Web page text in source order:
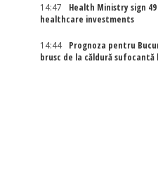
14:47
Health Ministry sign
healthcare investments
14:44
Prognoza pentru
brusc de la căldură